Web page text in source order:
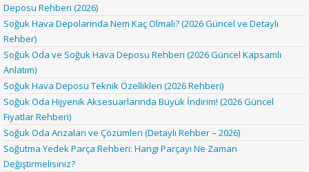
Deposu Rehberi (2026)
Soğuk Hava Depolarında Nem Kaç Olmalı? (2026 Güncel ve Detaylı
Rehber)
Soğuk Oda ve Soğuk Hava Deposu Rehberi (2026 Güncel Kapsamlı
Anlatım)
Soğuk Hava Deposu Teknik Özellikleri (2026 Rehberi)
Soğuk Oda Hijyenik Aksesuarlarında Büyük İndirim! (2026 Güncel
Fiyatlar Rehberi)
Soğuk Oda Arızaları ve Çözümleri (Detaylı Rehber – 2026)
Soğutma Yedek Parça Rehberi: Hangi Parçayı Ne Zaman
Değiştirmelisiniz?